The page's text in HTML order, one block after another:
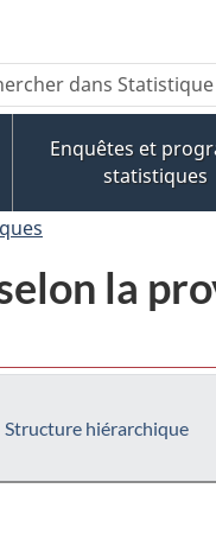
Enquêtes et
statistiques
la
Structure hiérarchique